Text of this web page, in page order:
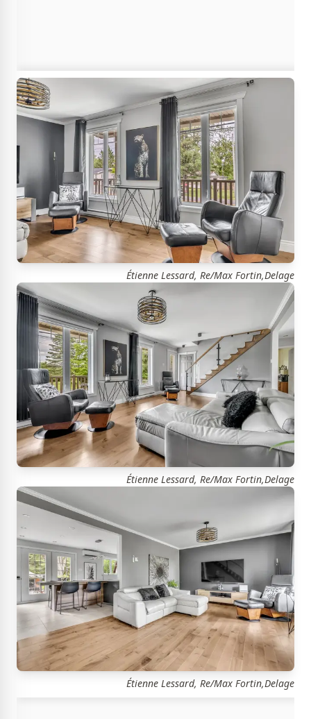
Étienne Lessard, Re/Max Fortin,Delage
Étienne Lessard, Re/Max Fortin,Delage
Étienne Lessard, Re/Max Fortin,Delage